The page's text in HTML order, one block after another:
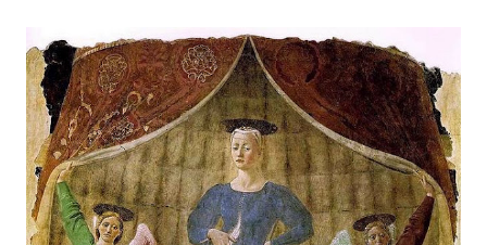
territorio maremmano: Consorzio Tutela Vini della
Maremma Toscana, del Montecucco e del Morellino di
Scansano. Scopo dell’iniziativa è stato quello di promuovere
le eccellenze vitivinicole della regione in Austria, un
mercato dove il potenziale di crescita è ancora molto alto,
assistendo i produttori nella creazione di contatti
commerciali con gli operatori locali. Gli organizzatori